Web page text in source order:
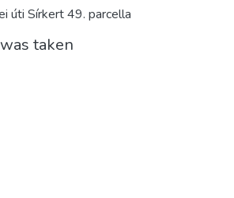
úti Sírkert 49. parcella
taken